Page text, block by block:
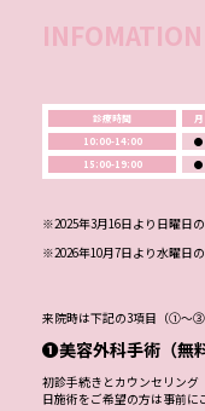
INFOMATION
診療時間 月
10:00-14:00
●
15:00-19:00
●
※2025年3月16日より日曜日
※2026年10月7日より水曜日
来院時は下記の3項目（①～③
❶美容外科手術（無
初診手続きとカウンセリング
日施術をご希望の方は事前に